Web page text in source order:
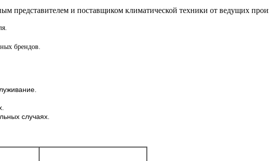
и поставщиком климатической техники от ведущих
брендов.
случаях.